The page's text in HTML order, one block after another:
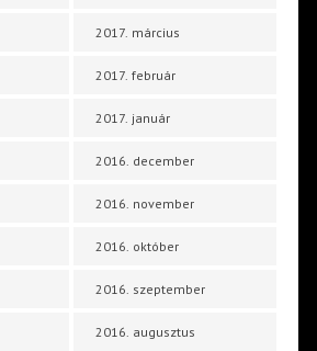
2017. március
2017. február
2017. január
2016. december
2016. november
2016. október
2016. szeptember
2016. augusztus